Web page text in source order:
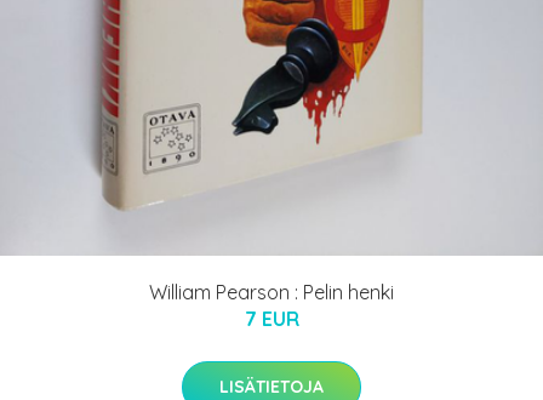
William Pearson : Pelin henki
7 EUR
LISÄTIETOJA